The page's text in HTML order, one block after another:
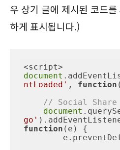
우 상기 글에 제시된 코드
하게 표시됩니다.)
document
ntLoaded' , function (
// Social Share
document
go'
function ( e ) {